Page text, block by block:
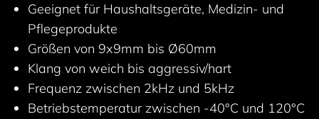
Geeignet für Haushaltsgeräte, Medizin- und
Pflegeprodukte
Größen von 9x9mm bis Ø60mm
Klang von weich bis aggressiv/hart
Frequenz zwischen 2kHz und 5kHz
Betriebstemperatur zwischen -40°C und 120°C